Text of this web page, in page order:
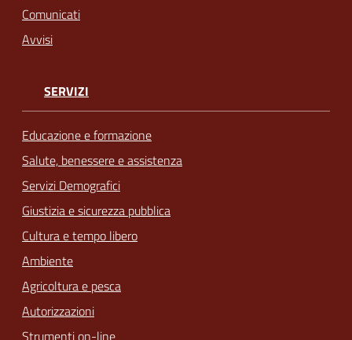
Comunicati
Avvisi
SERVIZI
Educazione e formazione
Salute, benessere e assistenza
Servizi Demografici
Giustizia e sicurezza pubblica
Cultura e tempo libero
Ambiente
Agricoltura e pesca
Autorizzazioni
Strumenti on-line